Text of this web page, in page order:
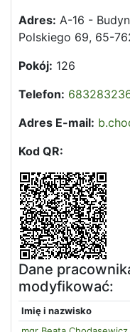
Adres: A-16 -
Polskiego 69, 65-
Pokój: 126
Telefon:
Adres E-mail:
Kod QR:
Dane
modyfikować:
Imię i nazwisko